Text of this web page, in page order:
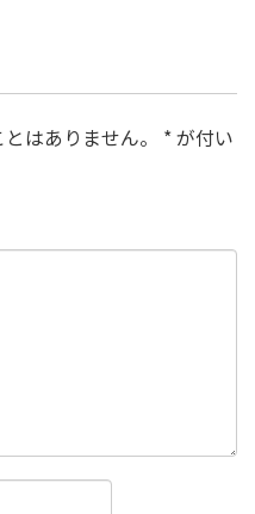
はありません。 *が付い